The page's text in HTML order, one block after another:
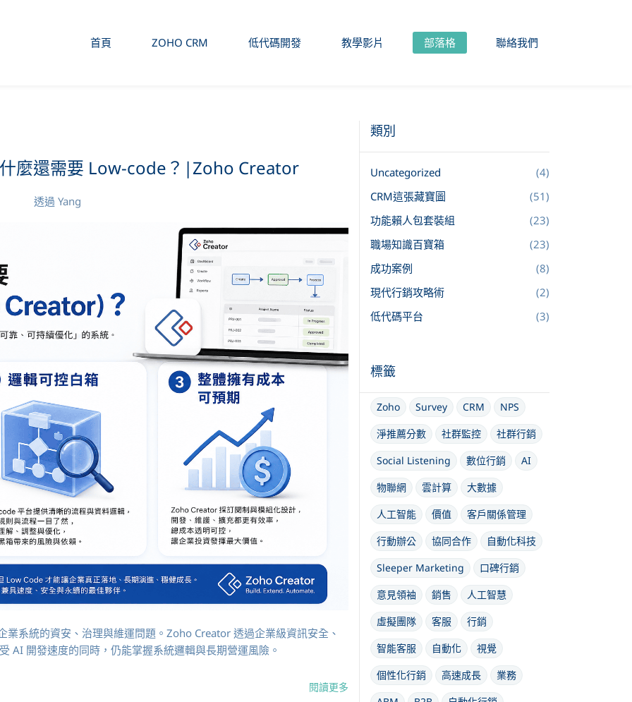
首頁 ZOHO CRM 低代碼開發 教學影片 部落格 聯絡我們
麼還需要 Low-code？|Zoho Creator
透過 Yang
系統的資安、治理與維運問題。Zoho Creator 透過企業級資訊安全、
AI 開發速度的同時，仍能掌握系統邏輯與長期營運風險。
閱讀更多
類別
Uncategorized
(4)
CRM這張藏寶圖
(51)
功能賴人包套裝組
(23)
職場知識百寶箱
(23)
成功案例
(8)
現代行銷攻略術
(2)
低代碼平台
(3)
標籤
Zoho Survey CRM
NPS
淨推薦分數
社群監控
社群行銷
Social Listening
數位行銷
AI
物聯網
雲計算
大數據
人工智能
價值
客戶關係管理
行動辦公
協同合作
自動化科技
Sleeper Marketing
口碑行銷
意見領袖
銷售
人工智慧
虛擬團隊
客服
行銷
智能客服
自動化
視覺
個性化行銷
高速成長
業務